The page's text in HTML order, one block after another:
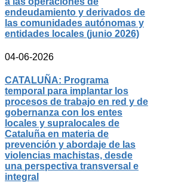
endeudamiento y derivados de
las comunidades autónomas y
entidades locales (junio 2026)
04-06-2026
CATALUÑA: Programa
temporal para implantar los
procesos de trabajo en red y de
gobernanza con los entes
locales y supralocales de
Cataluña en materia de
prevención y abordaje de las
violencias machistas, desde
una perspectiva transversal e
integral